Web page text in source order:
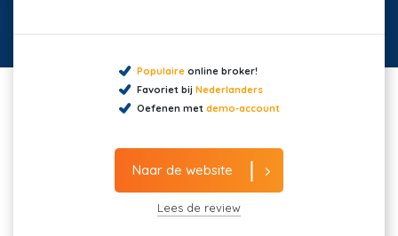
Populaireonline broker!
Favoriet bij Nederlanders
Oefenen met demo-account
Naar de website
Lees de review